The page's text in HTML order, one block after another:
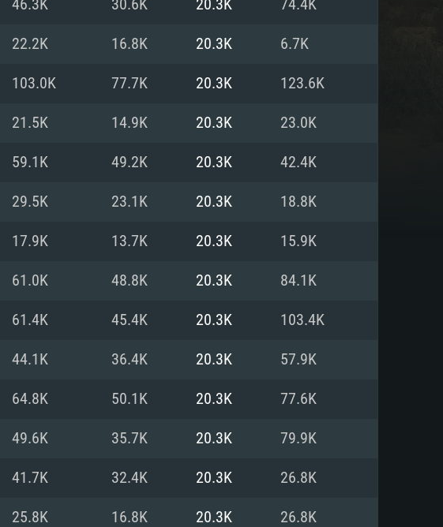
항
Linux
양
Windows 10/11 (64 bit)
Intel Core i5 또는 Ryzen 5 3600 이상
GB 이상
드: DirectX 11 이상을 지원하는 Nvidia
양
Mac OS Big Sur 11.0
Core i7 (Intel Xeon 은 지원하지 않습니
양
Ubuntu 20.04 64bit
Intel Core i7
GB
드: Vulkan 을 지원하고, 최신 그래픽 드라
46.3K 30.6K 20.3K 74.4K
22.2K 16.8K 20.3K 6.7K
103.0K 77.7K 20.3K 123.6K
21.5K 14.9K 20.3K 23.0K
59.1K 49.2K 20.3K 42.4K
29.5K 23.1K 20.3K 18.8K
17.9K 13.7K 20.3K 15.9K
61.0K 48.8K 20.3K 84.1K
61.4K 45.4K 20.3K 103.4K
44.1K 36.4K 20.3K 57.9K
64.8K 50.1K 20.3K 77.6K
49.6K 35.7K 20.3K 79.9K
41.7K 32.4K 20.3K 26.8K
25.8K 16.8K 20.3K 26.8K